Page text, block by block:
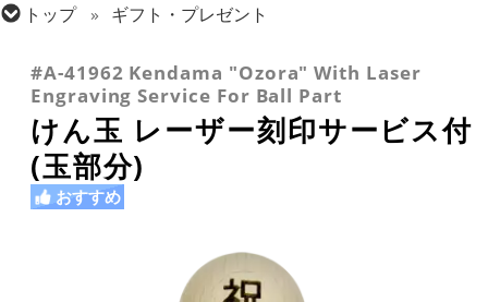
トップ
ギフト・プレゼント
#A-41962 Kendama "Ozora" With Laser
Engraving Service For Ball Part
けん玉 レーザー刻印サービス付
(玉部分)
おすすめ